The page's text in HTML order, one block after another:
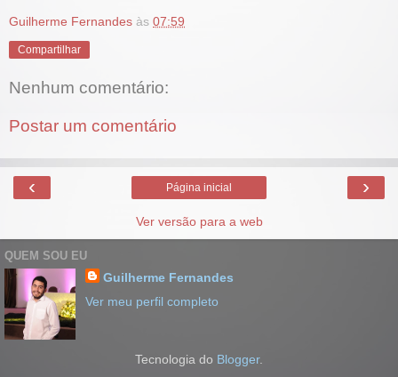
Guilherme Fernandes às 07:59
Compartilhar
Nenhum comentário:
Postar um comentário
‹ ›
Página inicial
Ver versão para a web
QUEM SOU EU
Guilherme Fernandes
Ver meu perfil completo
Tecnologia do Blogger.